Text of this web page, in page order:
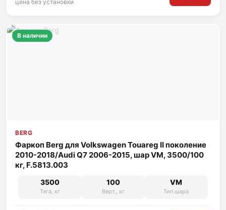
цена без установки
В наличии
BERG
Фаркоп Berg для Volkswagen Touareg II поколение
2010-2018/Audi Q7 2006-2015, шар VM, 3500/100
кг, F.5813.003
3500
Тяга, кг
100
Верт., кг
VM
Тип шара